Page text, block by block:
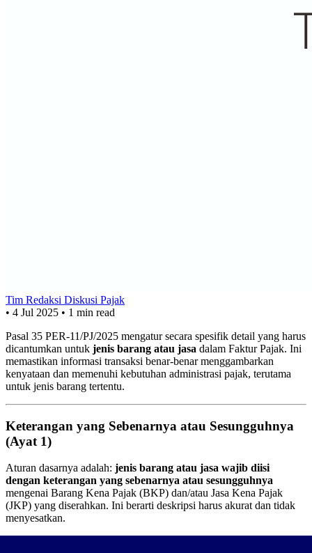
Tim Redaksi Diskusi Pajak
• 4 Jul 2025 • 1 min read
Pasal 35 PER-11/PJ/2025 mengatur secara spesifik detail yang harus
dicantumkan untuk jenis barang atau jasa dalam Faktur Pajak. Ini
memastikan informasi transaksi benar-benar menggambarkan
kenyataan dan memenuhi kebutuhan administrasi pajak, terutama
untuk jenis barang tertentu.
Keterangan yang Sebenarnya atau Sesungguhnya
(Ayat 1)
Aturan dasarnya adalah: jenis barang atau jasa wajib diisi
dengan keterangan yang sebenarnya atau sesungguhnya
mengenai Barang Kena Pajak (BKP) dan/atau Jasa Kena Pajak
(JKP) yang diserahkan. Ini berarti deskripsi harus akurat dan tidak
menyesatkan.